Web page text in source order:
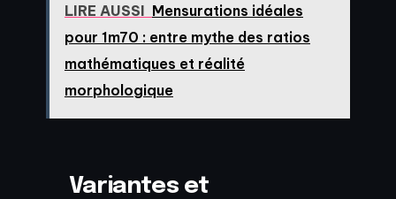
LIRE AUSSI Mensurations idéales
pour 1m70 : entre mythe des ratios
mathématiques et réalité
morphologique
Variantes et